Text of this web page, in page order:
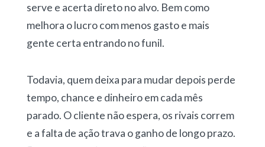
serve e acerta direto no alvo. Bem como
melhora o lucro com menos gasto e mais
gente certa entrando no funil.
Todavia, quem deixa para mudar depois perde
tempo, chance e dinheiro em cada mês
parado. O cliente não espera, os rivais correm
e a falta de ação trava o ganho de longo prazo.